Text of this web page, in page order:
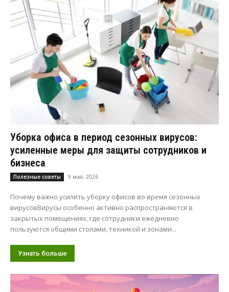
Уборка офиса в период сезонных вирусов:
усиленные меры для защиты сотрудников и
бизнеса
Полезные советы 9 мая, 2026
Почему важно усилить уборку офисов во время сезонных
вирусовВирусы особенно активно распространяются в
закрытых помещениях, где сотрудники ежедневно
пользуются общими столами, техникой и зонами...
Узнать больше